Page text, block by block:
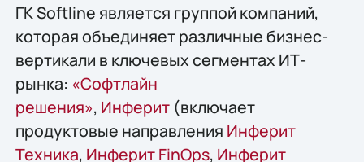
ГК Softline является группой компаний,
которая объединяет различные бизнес-
вертикали в ключевых сегментах ИТ-
рынка: «Софтлайн
решения», Инферит(включает
продуктовые направления Инферит
Техника, Инферит FinOps, Инферит